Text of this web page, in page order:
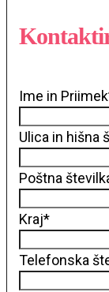
Ime in Priimek
Ulica in hišna
Poštna
Kraj*
Telefonska